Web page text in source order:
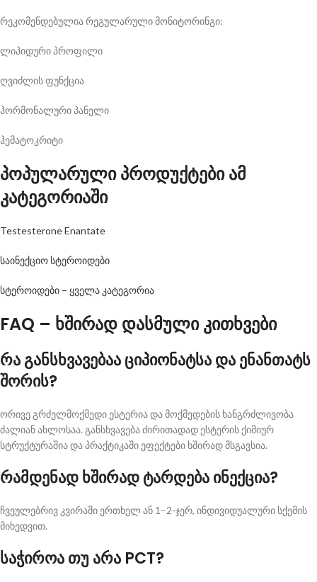
რეკომენდებულია რეგულარული მონიტორინგი:
ლიპიდური პროფილი
ღვიძლის ფუნქცია
ჰორმონალური პანელი
ჰემატოკრიტი
პოპულარული პროდუქტები ამ
კატეგორიაში
Testesterone Enantate
საინექციო სტეროიდები
სტეროიდები – ყველა კატეგორია
FAQ – ხშირად დასმული კითხვები
რა განსხვავებაა ციპიონატსა და ენანთატს
შორის?
ორივე გრძელმოქმედი ესტერია და მოქმედების ხანგრძლივობა
ძალიან ახლოსაა. განსხვავება ძირითადად ესტერის ქიმიურ
სტრუქტურაშია და პრაქტიკაში ეფექტები ხშირად მსგავსია.
რამდენად ხშირად ტარდება ინექცია?
ჩვეულებრივ კვირაში ერთხელ ან 1–2-ჯერ, ინდივიდუალური სქემის
მიხედვით.
საჭიროა თუ არა PCT?